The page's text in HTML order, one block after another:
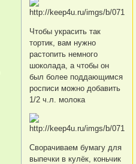
Чтобы украсить так
тортик, вам нужно
растопить немного
шоколада, а чтобы он
был более поддающимся
росписи можно добавить
1/2 ч.л. молока
Сворачиваем бумагу для
выпечки в кулёк, коньчик